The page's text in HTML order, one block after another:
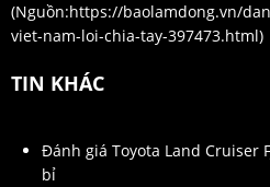
(Nguồn:https://baolamdong.vn/
viet-nam-loi-chia-tay-397473.html)
TIN KHÁC
Đánh giá Toyota Land Cruiser
bỉ